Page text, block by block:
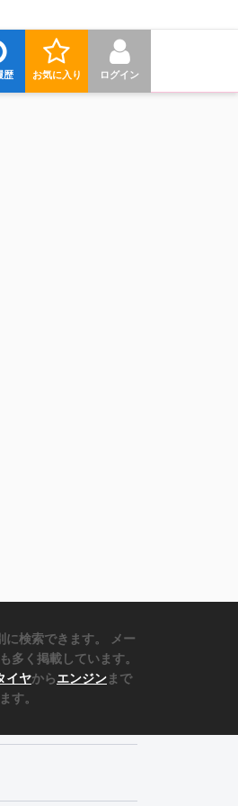
ログイン
お気に入り
歴
に検索できます。 メー
多く掲載しています。
イヤからエンジンまで
す。